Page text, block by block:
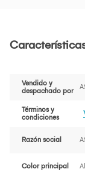
Vendido y
despachado por
Términos y
condiciones
Razón social
Color principal